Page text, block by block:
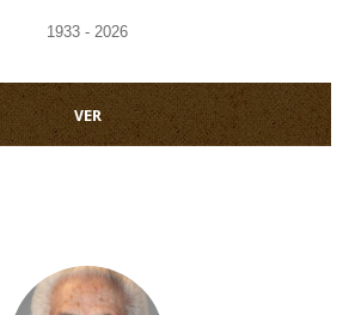
1933 - 2026
VER